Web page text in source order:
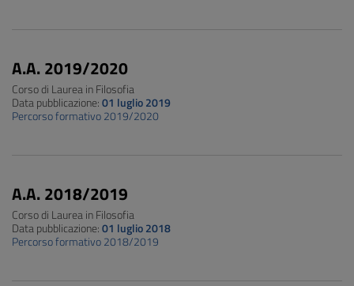
A.A. 2019/2020
Corso di Laurea in Filosofia
Data pubblicazione:01 luglio 2019
Percorso formativo 2019/2020
A.A. 2018/2019
Corso di Laurea in Filosofia
Data pubblicazione:01 luglio 2018
Percorso formativo 2018/2019